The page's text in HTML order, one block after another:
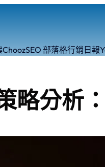
ChoozSEO 部落格行銷日報
略分析